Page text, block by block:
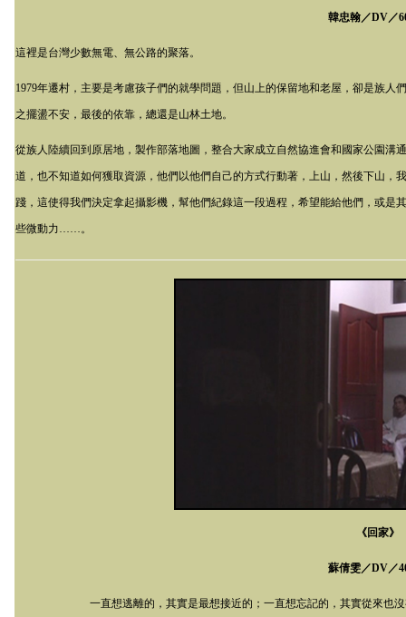
韓忠翰／DV／
這裡是台灣少數無電、無公路的聚落。
1979年遷村，主要是考慮孩子們的就學問題，但山上的保留地和老屋，卻是族
之擺盪不安，最後的依靠，總還是山林土地。
從族人陸續回到原居地，製作部落地圖，整合大家成立自然協進會和國家公園
道，也不知道如何獲取資源，他們以他們自己的方式行動著，上山，然後下山
踐，這使得我們決定拿起攝影機，幫他們紀錄這一段過程，希望能給他們，或
些微動力……。
《回家》
蘇倩雯／DV／
一直想逃離的，其實是最想接近的；一直想忘記的，其實從來也